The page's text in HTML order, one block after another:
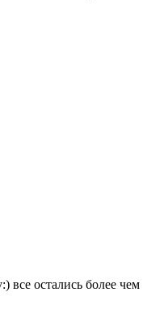
все остались более чем